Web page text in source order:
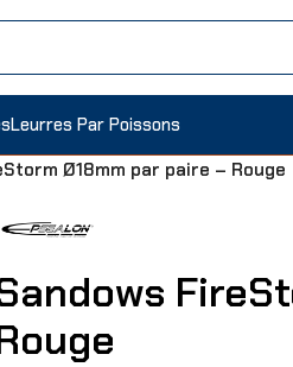
Leurres Par Poissons
Ø18mm par paire – Rouge